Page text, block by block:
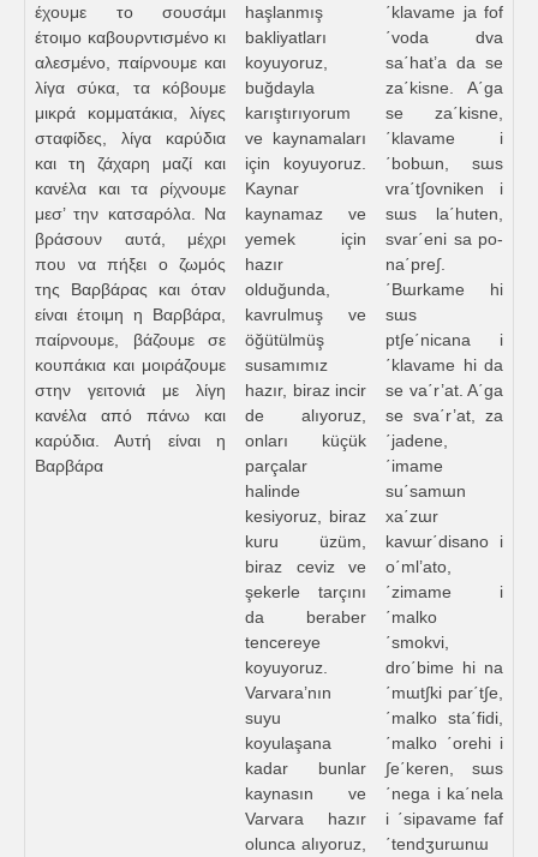
έχουμε το σουσάμι
έτοιμο καβουρντισμένο κι
αλεσμένο, παίρνουμε και
λίγα σύκα, τα κόβουμε
μικρά κομματάκια, λίγες
σταφίδες, λίγα καρύδια
και τη ζάχαρη μαζί και
κανέλα και τα ρίχνουμε
μεσ’ την κατσαρόλα. Να
βράσουν αυτά, μέχρι
που να πήξει ο ζωμός
της Βαρβάρας και όταν
είναι έτοιμη η Βαρβάρα,
παίρνουμε, βάζουμε σε
κουπάκια και μοιράζουμε
στην γειτονιά με λίγη
κανέλα από πάνω και
καρύδια. Αυτή είναι η
Βαρβάρα
haşlanmış
bakliyatları
koyuyoruz,
buğdayla
karıştırıyorum
ve kaynamaları
için koyuyoruz.
Kaynar
kaynamaz ve
yemek için
hazır
olduğunda,
kavrulmuş ve
öğütülmüş
susamımız
hazır, biraz incir
de alıyoruz,
onları küçük
parçalar
halinde
kesiyoruz, biraz
kuru üzüm,
biraz ceviz ve
şekerle tarçını
da beraber
tencereye
koyuyoruz.
Varvara’nın
suyu
koyulaşana
kadar bunlar
kaynasın ve
Varvara hazır
olunca alıyoruz,
΄klavame ja fof
΄voda dva
sa΄hat’a da se
za΄kisne. A΄ga
se za΄kisne,
΄klavame i
΄bobɯn, sɯs
vra΄t∫ovniken i
sɯs la΄huten,
svar΄eni sa po-
na΄pre∫.
΄Bɯrkame hi
sɯs
pt∫e΄nicana i
΄klavame hi da
se va΄r’at. A΄ga
se sva΄r’at, za
΄jadene,
΄imame
su΄samɯn
xa΄zɯr
kavɯr΄disano i
o΄ml’ato,
΄zimame i
΄malko
΄smokvi,
dro΄bime hi na
΄mɯt∫ki par΄t∫e,
΄malko sta΄fidi,
΄malko ΄orehi i
∫e΄keren, sɯs
΄nega i ka΄nela
i ΄sipavame faf
΄tendʒurɯnɯ